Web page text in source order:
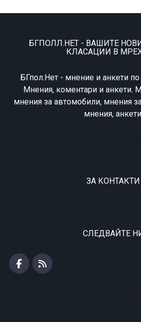
БГПОЛЛ.НЕТ - ВАШИТЕ
КЛАСАЦИИ В
БГпол.Нет - мнение и анкети
Мнения, коментари и анкети.
мнения за автомобили, мнения
мнения,
ЗА КОНТАКТИ
СЛЕДВАЙТЕ